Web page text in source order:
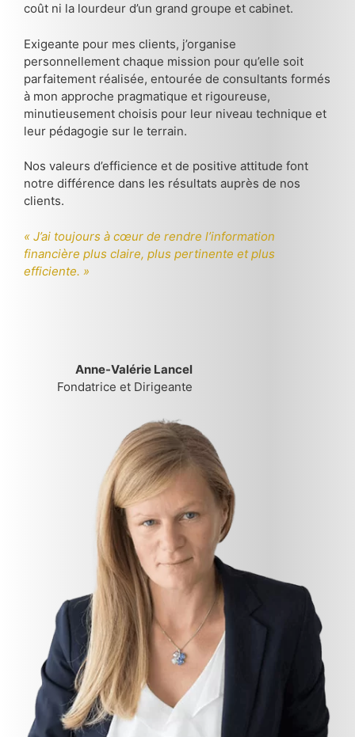
coût ni la lourdeur d’un grand groupe et cabinet.
Exigeante pour mes clients, j’organise
personnellement chaque mission pour qu’elle soit
parfaitement réalisée, entourée de consultants formés
à mon approche pragmatique et rigoureuse,
minutieusement choisis pour leur niveau technique et
leur pédagogie sur le terrain.
Nos valeurs d’efficience et de positive attitude font
notre différence dans les résultats auprès de nos
clients.
« J’ai toujours à cœur de rendre l’information
financière plus claire, plus pertinente et plus
efficiente. »
Anne-Valérie Lancel
Fondatrice et Dirigeante